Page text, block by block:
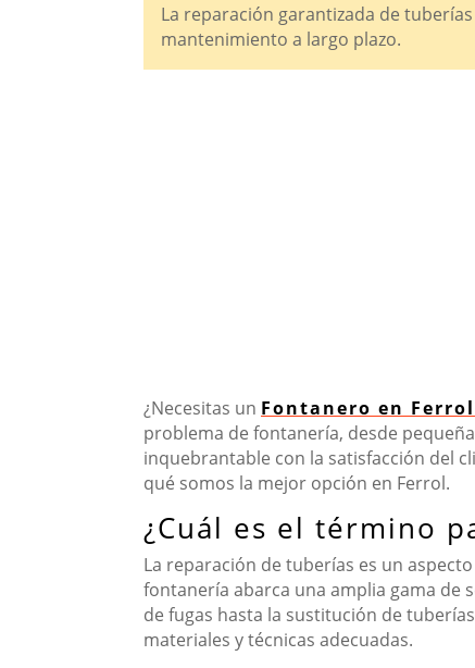
La reparación garantizada de
mantenimiento a largo plazo.
¿Necesitas un Fontanero en Ferrol
problema de fontanería, desde
inquebrantable con la satisfacción del
qué somos la mejor opción en Ferrol.
¿Cuál es el término
La reparación de tuberías es un
fontanería abarca una amplia gama de
de fugas hasta la sustitución de
materiales y técnicas adecuadas.